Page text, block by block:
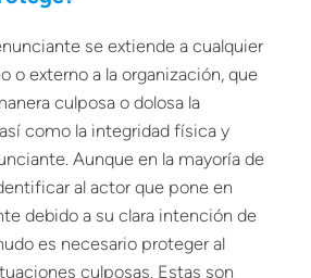
se extiende a cualquier
o externo a la organización, que
culposa o dolosa la
como la integridad física y
Aunque en la mayoría de
al actor que pone en
debido a su clara intención de
es necesario proteger al
culposas. Estas son